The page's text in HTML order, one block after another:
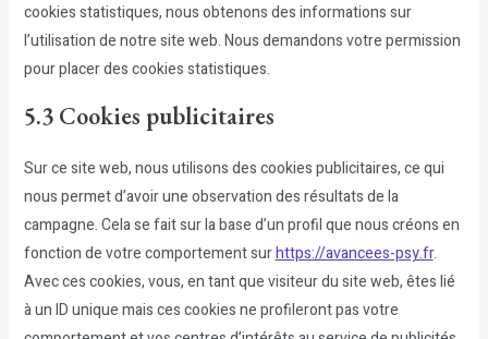
cookies statistiques, nous obtenons des informations sur
l’utilisation de notre site web. Nous demandons votre permission
pour placer des cookies statistiques.
5.3 Cookies publicitaires
Sur ce site web, nous utilisons des cookies publicitaires, ce qui
nous permet d’avoir une observation des résultats de la
campagne. Cela se fait sur la base d’un profil que nous créons en
fonction de votre comportement surhttps://avancees-psy.fr.
Avec ces cookies, vous, en tant que visiteur du site web, êtes lié
à un ID unique mais ces cookies ne profileront pas votre